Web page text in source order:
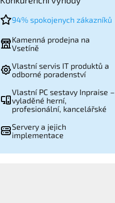
94% spokojenych zákazníků
Kamenná prodejna na
Vsetíně
Vlastní servis IT produktů a
odborné poradenství
Vlastní PC sestavy Inpraise –
vyladěné herní,
profesionální, kancelářské
Servery a jejich
implementace